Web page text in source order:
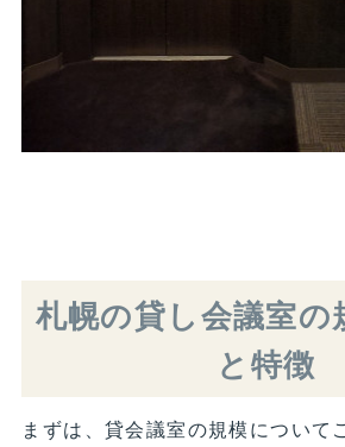
札幌の貸し会議室の
と特徴
まずは、貸会議室の規模について